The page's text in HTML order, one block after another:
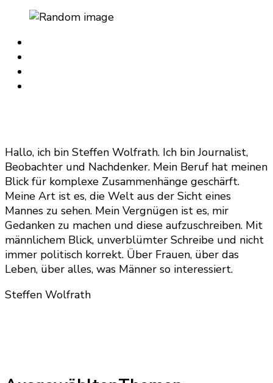
Hallo, ich bin Steffen Wolfrath. Ich bin Journalist,
Beobachter und Nachdenker. Mein Beruf hat meinen
Blick für komplexe Zusammenhänge geschärft.
Meine Art ist es, die Welt aus der Sicht eines
Mannes zu sehen. Mein Vergnügen ist es, mir
Gedanken zu machen und diese aufzuschreiben. Mit
männlichem Blick, unverblümter Schreibe und nicht
immer politisch korrekt. Über Frauen, über das
Leben, über alles, was Männer so interessiert.
Steffen Wolfrath